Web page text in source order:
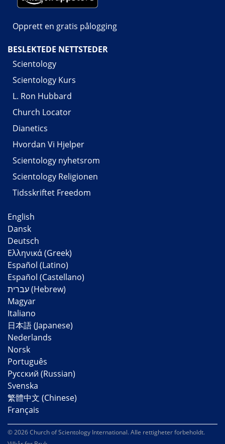
Opprett en gratis pålogging
BESLEKTEDE NETTSTEDER
Scientology
Scientology Kurs
L. Ron Hubbard
Church Locator
Dianetics
Hvordan Vi Hjelper
Scientology nyhetsrom
Scientology Religionen
Tidsskriftet Freedom
English
Dansk
Deutsch
Ελληνικά (Greek)
Español (Latino)
Español (Castellano)
Magyar
Italiano
日本語 (Japanese)
Nederlands
Norsk
Português
Русский (Russian)
Svenska
繁體中文 (Chinese)
Français
© 2026 Church of Scientology International. Alle rettigheter forbeholdt.